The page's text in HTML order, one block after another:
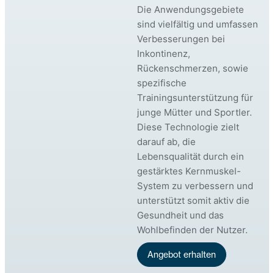
Die Anwendungsgebiete
sind vielfältig und umfassen
Verbesserungen bei
Inkontinenz,
Rückenschmerzen, sowie
spezifische
Trainingsunterstützung für
junge Mütter und Sportler.
Diese Technologie zielt
darauf ab, die
Lebensqualität durch ein
gestärktes Kernmuskel-
System zu verbessern und
unterstützt somit aktiv die
Gesundheit und das
Wohlbefinden der Nutzer.
Angebot erhalten